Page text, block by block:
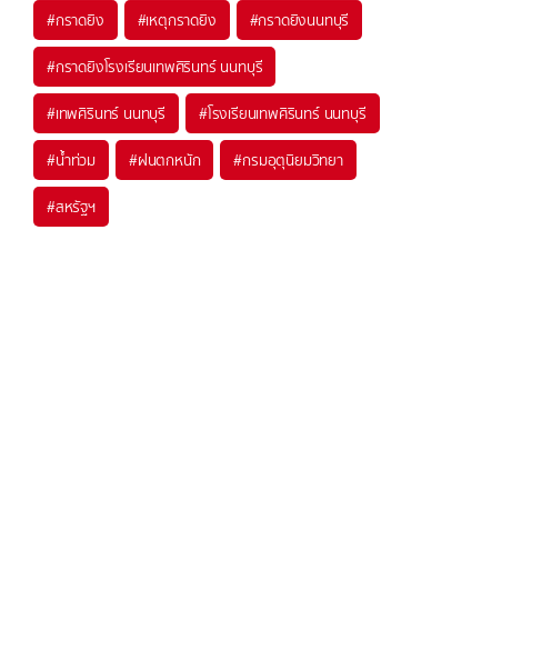
#กราดยิง #เหตุกราดยิง #กราดยิงนนทบุรี
#กราดยิงโรงเรียนเทพศิรินทร์ นนทบุรี
#เทพศิรินทร์ นนทบุรี #โรงเรียนเทพศิรินทร์ นนทบุรี
#น้ำท่วม #ฝนตกหนัก #กรมอุตุนิยมวิทยา
#สหรัฐฯ